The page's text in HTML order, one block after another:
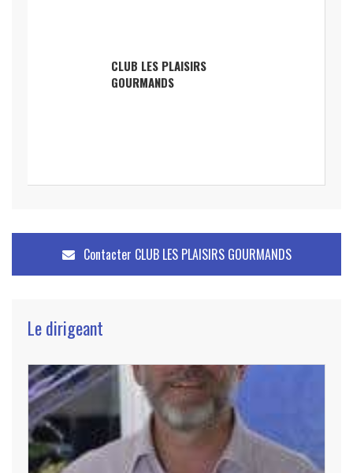
CLUB LES PLAISIRS
GOURMANDS
Contacter CLUB LES PLAISIRS GOURMANDS
Le dirigeant